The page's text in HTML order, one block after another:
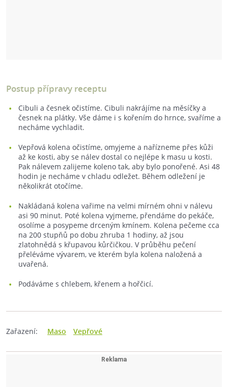
Postup přípravy receptu
Cibuli a česnek očistíme. Cibuli nakrájíme na měsíčky a
česnek na plátky. Vše dáme i s kořením do hrnce, svaříme a
necháme vychladit.
Vepřová kolena očistíme, omyjeme a nařízneme přes kůži
až ke kosti, aby se nálev dostal co nejlépe k masu u kosti.
Pak nálevem zalijeme koleno tak, aby bylo ponořené. Asi 48
hodin je necháme v chladu odležet. Během odležení je
několikrát otočíme.
Nakládaná kolena vařime na velmi mírném ohni v nálevu
asi 90 minut. Poté kolena vyjmeme, přendáme do pekáče,
osolíme a posypeme drceným kmínem. Kolena pečeme cca
na 200 stupňů po dobu zhruba 1 hodiny, až jsou
zlatohnědá s křupavou kůrčičkou. V průběhu pečení
přeléváme vývarem, ve kterém byla kolena naložená a
uvařená.
Podáváme s chlebem, křenem a hořčicí.
Zařazení: Maso Vepřové